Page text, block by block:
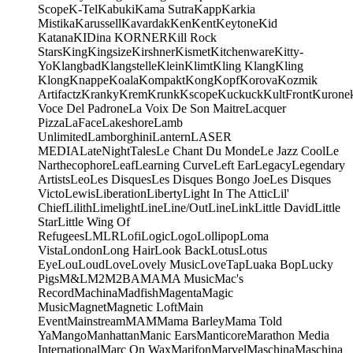
ScopeK-TelKabukiKama SutraKappKarkia
MistikaKarussellKavardakKenKentKeytoneKid
KatanaKIDina KORNERKill Rock
StarsKingKingsizeKirshnerKismetKitchenwareKitty-
YoKlangbadKlangstelleKleinKlimtKling KlangKling
KlongKnappeKoalaKompaktKongKopfKorovaKozmik
ArtifactzKrankyKremKrunkKscopeKuckuckKultFront
Voce Del PadroneLa Voix De Son MaitreLacquer
PizzaLaFaceLakeshoreLamb
UnlimitedLamborghiniLanternLASER
MEDIALateNightTalesLe Chant Du MondeLe Jazz CoolLe
NarthecophoreLeafLearning CurveLeft EarLegacyLegendary
ArtistsLeoLes DisquesLes Disques Bongo JoeLes Disques
VictoLewisLiberationLibertyLight In The AtticLil'
ChiefLilithLimelightLineLine/OutLineLinkLittle DavidLittle
StarLittle Wing Of
RefugeesLMLRLofiLogicLogoLollipopLoma
VistaLondonLong HairLook BackLotusLotus
EyeLouLoudLoveLovely MusicLoveTapLuaka BopLucky
PigsM&LM2M2BAMAMA MusicMac's
RecordMachinaMadfishMagentaMagic
MusicMagnetMagnetic LoftMain
EventMainstreamMAMMama BarleyMama Told
YaMangoManhattanManic EarsManticoreMarathon Media
InternationalMarc On WaxMarifonMarvelMaschinaMaschina